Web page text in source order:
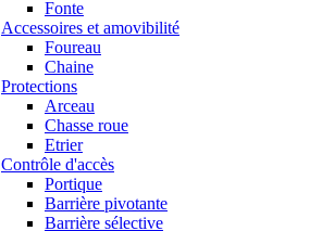
Fonte
Accessoires et amovibilité
Foureau
Chaine
Protections
Arceau
Chasse roue
Etrier
Contrôle d'accès
Portique
Barrière pivotante
Barrière sélective